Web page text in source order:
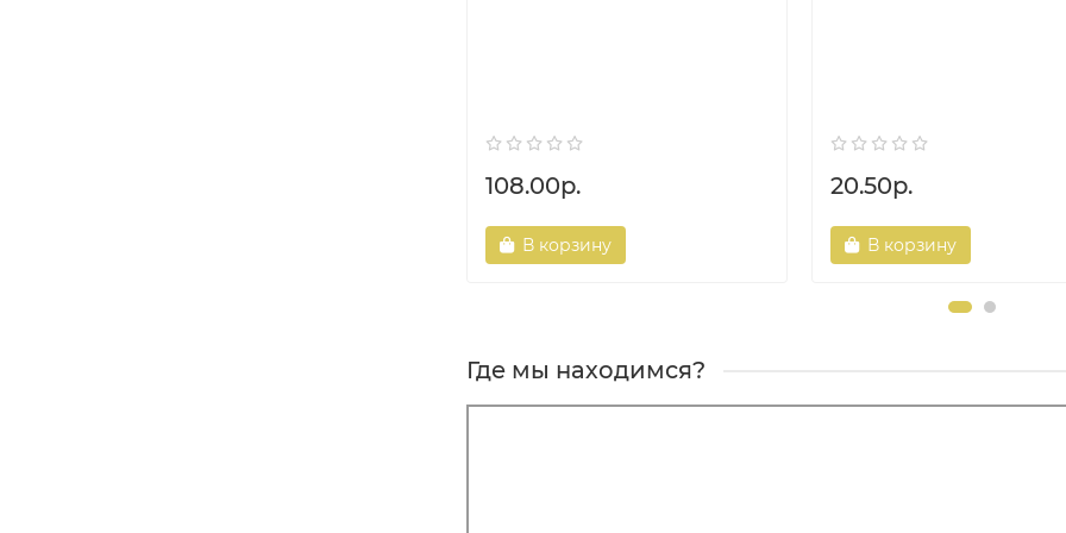
108.00р.
В корзину
20.50р.
В корзину
Где мы находимся?